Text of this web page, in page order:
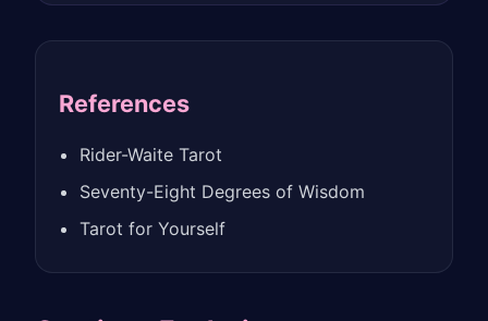
References
Rider-Waite Tarot
Seventy-Eight Degrees of Wisdom
Tarot for Yourself